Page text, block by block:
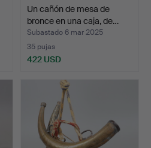
Un cañón de mesa de
bronce en una caja, de…
Subastado 6 mar 2025
35 pujas
422 USD